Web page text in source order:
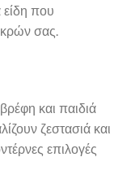
είδη που
σας.
και παιδιά
ζεστασιά και
επιλογές